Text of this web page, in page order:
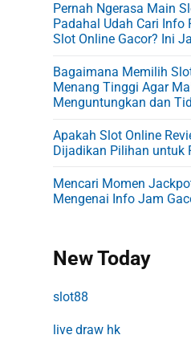
Pernah Ngerasa Main
Padahal Udah Cari Info
Slot Online Gacor? Ini
Bagaimana Memilih
Menang Tinggi Agar
Menguntungkan dan
Apakah Slot Online
Dijadikan Pilihan untuk
Mencari Momen
Mengenai Info Jam
New Today
slot88
live draw hk